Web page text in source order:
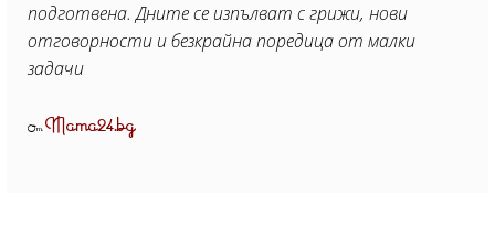
подготвена. Дните се изпълват с грижи, нови
отговорности и безкрайна поредица от малки
задачи
ОтMama24.bg